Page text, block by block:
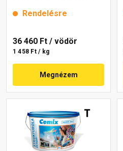
Rendelésre
36 460 Ft / vödör
1 458 Ft / kg
Megnézem